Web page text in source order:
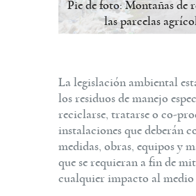
Pie de foto: Montañas de
las parcelas
La legislación ambiental
los residuos de manejo
reciclarse, tratarse o co-
instalaciones que deberán
medidas, obras, equipos y
que se requieran a fin de
cualquier impacto al medio